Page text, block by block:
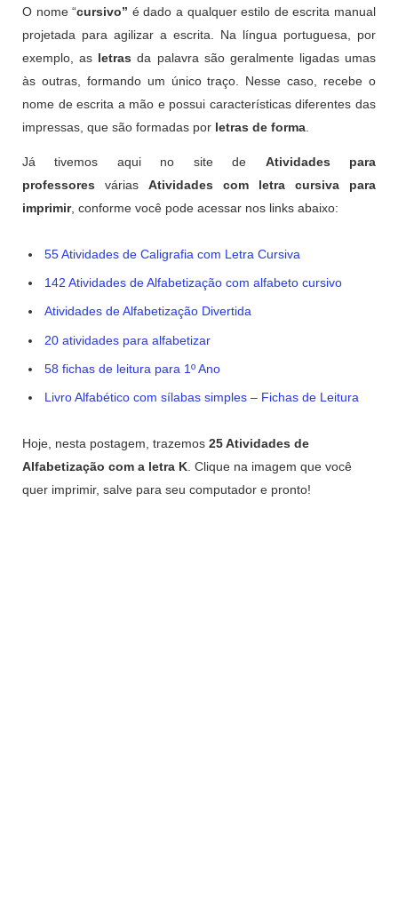
O nome “cursivo” é dado a qualquer estilo de escrita manual
projetada para agilizar a escrita. Na língua portuguesa, por
exemplo, as letras da palavra são geralmente ligadas umas
às outras, formando um único traço. Nesse caso, recebe o
nome de escrita a mão e possui características diferentes das
impressas, que são formadas por letras de forma
Já tivemos aqui no site de Atividades para
professores várias Atividades com letra cursiva para
imprimir, conforme você pode acessar nos links abaixo:
55 Atividades de Caligrafia com Letra Cursiva
142 Atividades de Alfabetização com alfabeto cursivo
Atividades de Alfabetização Divertida
20 atividades para alfabetizar
58 fichas de leitura para 1º Ano
Livro Alfabético com sílabas simples – Fichas de Leitura
Hoje, nesta postagem, trazemos 25 Atividades de
Alfabetização com a letra K. Clique na imagem que você
quer imprimir, salve para seu computador e pronto!